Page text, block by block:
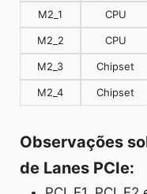
M2_1 CPU
M2_2 CPU
M2_3 Chipset
M2_4 Chipset
Observações
de Lanes PCIe: